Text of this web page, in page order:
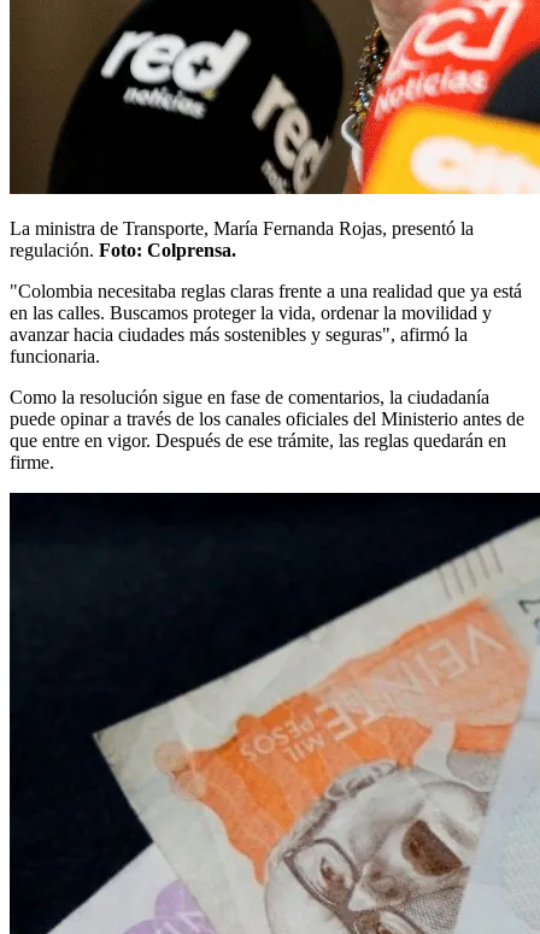
La ministra de Transporte, María Fernanda Rojas, presentó la
regulación. Foto: Colprensa.
"Colombia necesitaba reglas claras frente a una realidad que ya está
en las calles. Buscamos proteger la vida, ordenar la movilidad y
avanzar hacia ciudades más sostenibles y seguras", afirmó la
funcionaria.
Como la resolución sigue en fase de comentarios, la ciudadanía
puede opinar a través de los canales oficiales del Ministerio antes de
que entre en vigor. Después de ese trámite, las reglas quedarán en
firme.